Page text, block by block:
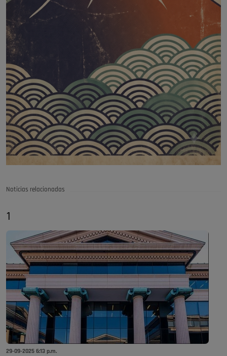
Noticias relacionadas
1
29-09-2025 6:13 p.m.